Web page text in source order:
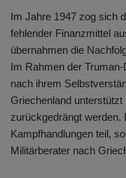
Im Jahre 1947 zog sich
fehlender Finanzmittel
übernahmen die
Im Rahmen der
nach ihrem
Griechenland unterstützt
zurückgedrängt werden.
Kampfhandlungen teil,
Militärberater nach